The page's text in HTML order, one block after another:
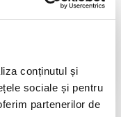
conținutul și
sociale și pentru
partenerilor de